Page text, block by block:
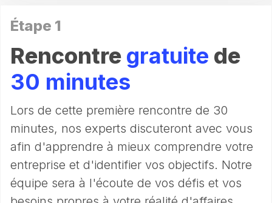
Étape 1
Rencontre gratuite de
30 minutes
Lors de cette première rencontre de 30
minutes, nos experts discuteront avec vous
afin d'apprendre à mieux comprendre votre
entreprise et d'identifier vos objectifs. Notre
équipe sera à l'écoute de vos défis et vos